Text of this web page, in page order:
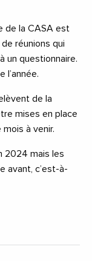
de la CASA est
réunions qui
un questionnaire.
l’année.
de la
mises en place
à venir.
2024 mais les
avant, c’est-à-